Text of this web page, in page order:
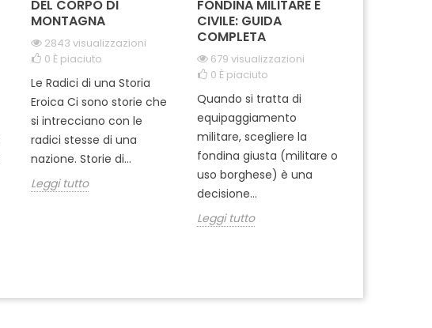
DEL CORPO DI
MONTAGNA
2843 visualizzazioni
0 È piaciuto
Le Radici di una Storia
Eroica Ci sono storie che
si intrecciano con le
radici stesse di una
nazione. Storie di...
Leggi tutto
FONDINA MILITARE E
CIVILE: GUIDA
COMPLETA
679 visualizzazioni
0 È piaciuto
Quando si tratta di
equipaggiamento
militare, scegliere la
fondina giusta (militare o
uso borghese) è una
decisione...
Leggi tutto